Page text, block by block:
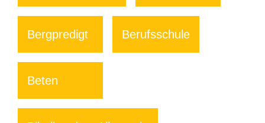
Bergpredigt Berufsschule
Beten